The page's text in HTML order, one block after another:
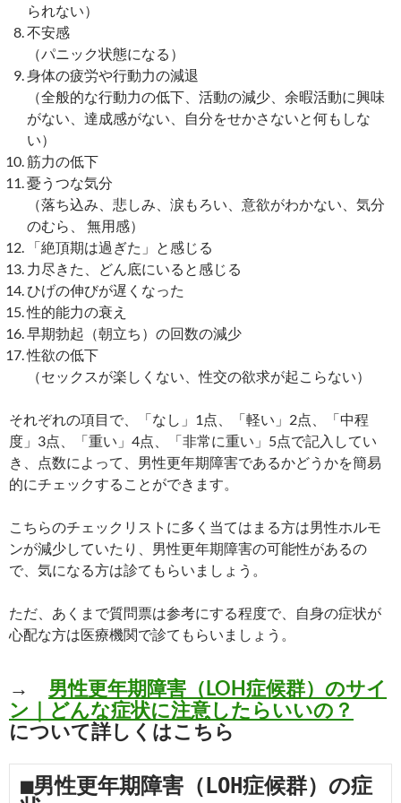
られない）
不安感
（パニック状態になる）
身体の疲労や行動力の減退
（全般的な行動力の低下、活動の減少、余暇活動に興味
がない、達成感がない、自分をせかさないと何もしな
い）
筋力の低下
憂うつな気分
（落ち込み、悲しみ、涙もろい、意欲がわかない、気分
のむら、 無用感）
「絶頂期は過ぎた」と感じる
力尽きた、どん底にいると感じる
ひげの伸びが遅くなった
性的能力の衰え
早期勃起（朝立ち）の回数の減少
性欲の低下
（セックスが楽しくない、性交の欲求が起こらない）
それぞれの項目で、「なし」1点、「軽い」2点、「中程
度」3点、「重い」4点、「非常に重い」5点で記入してい
き、点数によって、男性更年期障害であるかどうかを簡易
的にチェックすることができます。
こちらのチェックリストに多く当てはまる方は男性ホルモ
ンが減少していたり、男性更年期障害の可能性があるの
で、気になる方は診てもらいましょう。
ただ、あくまで質問票は参考にする程度で、自身の症状が
心配な方は医療機関で診てもらいましょう。
→ 男性更年期障害（LOH症候群）のサイ
ン｜どんな症状に注意したらいいの？
について詳しくはこちら
■男性更年期障害（LOH症候群）の症